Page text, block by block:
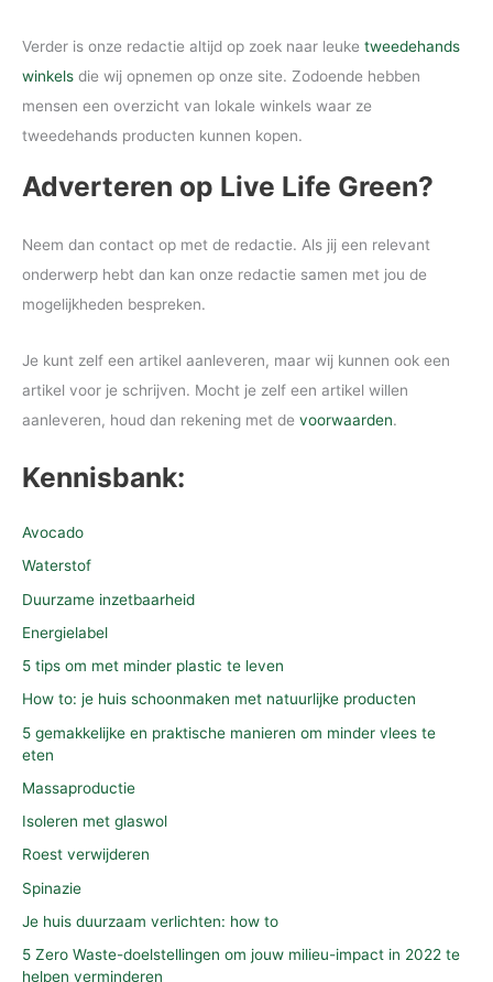
Verder is onze redactie altijd op zoek naar leuke tweedehands
winkels die wij opnemen op onze site. Zodoende hebben
mensen een overzicht van lokale winkels waar ze
tweedehands producten kunnen kopen.
Adverteren op Live Life Green?
Neem dan contact op met de redactie. Als jij een relevant
onderwerp hebt dan kan onze redactie samen met jou de
mogelijkheden bespreken.
Je kunt zelf een artikel aanleveren, maar wij kunnen ook een
artikel voor je schrijven. Mocht je zelf een artikel willen
aanleveren, houd dan rekening met de voorwaarden.
Kennisbank:
Avocado
Waterstof
Duurzame inzetbaarheid
Energielabel
5 tips om met minder plastic te leven
How to: je huis schoonmaken met natuurlijke producten
5 gemakkelijke en praktische manieren om minder vlees te
eten
Massaproductie
Isoleren met glaswol
Roest verwijderen
Spinazie
Je huis duurzaam verlichten: how to
5 Zero Waste-doelstellingen om jouw milieu-impact in 2022 te
helpen verminderen